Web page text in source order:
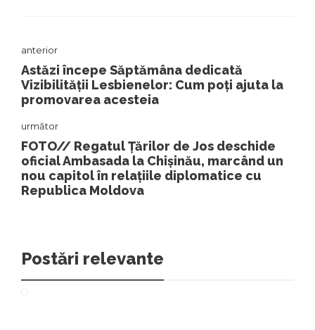
anterior
Astăzi începe Săptămâna dedicată
Vizibilității Lesbienelor: Cum poți ajuta la
promovarea acesteia
următor
FOTO// Regatul Țărilor de Jos deschide
oficial Ambasada la Chișinău, marcând un
nou capitol în relațiile diplomatice cu
Republica Moldova
Postări relevante